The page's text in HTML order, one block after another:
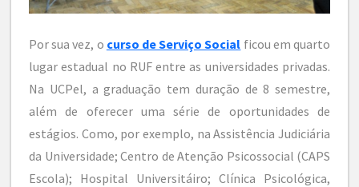
Por sua vez, o curso de Serviço Social ficou em quarto
lugar estadual no RUF entre as universidades privadas.
Na UCPel, a graduação tem duração de 8 semestre,
além de oferecer uma série de oportunidades de
estágios. Como, por exemplo, na Assistência Judiciária
da Universidade; Centro de Atenção Psicossocial (CAPS
Escola); Hospital Universitáiro; Clínica Psicológica,